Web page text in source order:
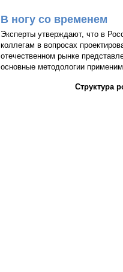
В ногу со временем
Эксперты утверждают, что в
коллегам в вопросах
отечественном рынке
основные методологии
Структура